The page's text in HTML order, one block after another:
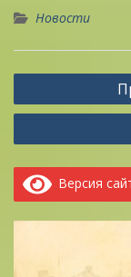
Новости
Навигация
по
Версия